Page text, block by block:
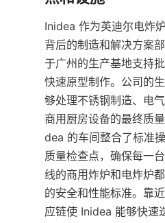
Inidea 作为英迪尔电炸
背后的制造和解决方案
于广州的生产基地支持
快速原型制作。公司的
够处理不锈钢制造、电
商用厨房设备的最终质
dea 的车间整合了标准
质量检查点，确保每一
线的商用炸炉和电炸炉
的安全和性能标准。靠
应链使 Inidea 能够快速